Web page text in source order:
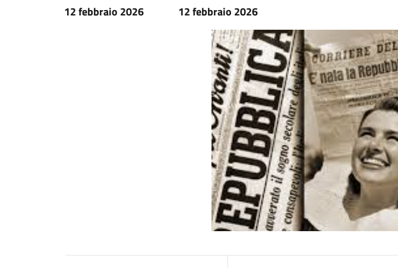
12 febbraio 2026
12 febbraio 2026